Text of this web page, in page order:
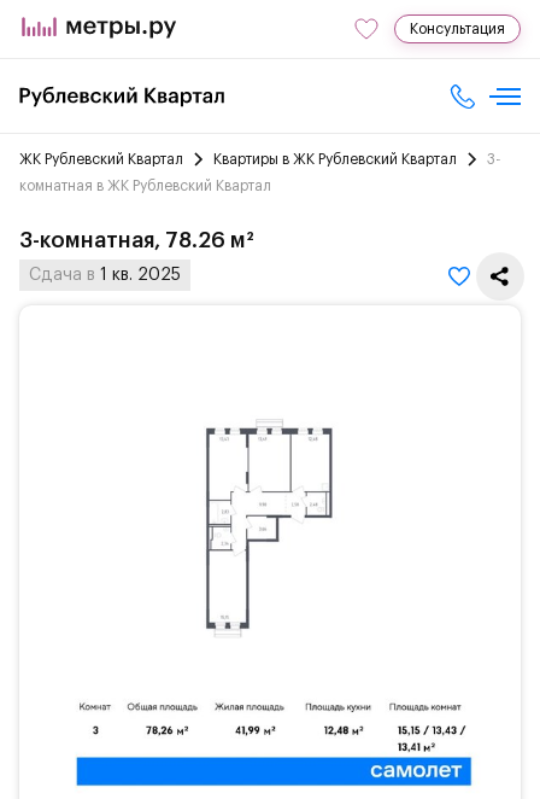
Консультация
ЖК Рублевский Квартал Квартиры в ЖК Рублевский Квартал
3-
комнатная в ЖК Рублевский Квартал
3-комнатная, 78.26 м²
Сдача в 1 кв. 2025